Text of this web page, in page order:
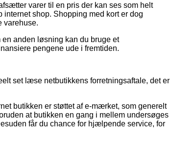
varer til en pris der kan ses som helt
shop. Shopping med kort er dog
varehuse.
anden løsning kan du bruge et
pengene ude i fremtiden.
set læse netbutikkens forretningsaftale, det er
butikken er støttet af e-mærket, som generelt
at butikken en gang i mellem undersøges
får du chance for hjælpende service, for